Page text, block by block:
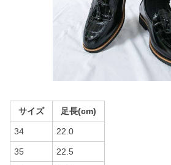
サイズ 足長(cm)
34 22.0
35 22.5